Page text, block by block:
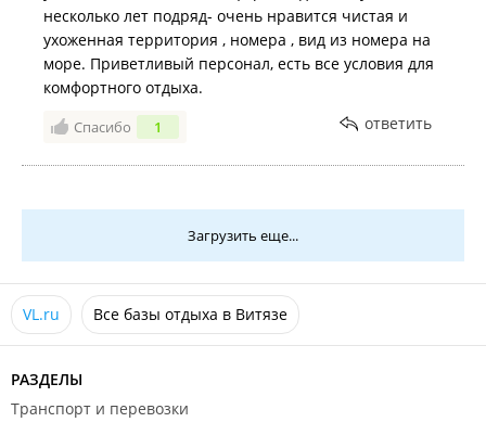
несколько лет подряд- очень нравится чистая и
ухоженная территория , номера , вид из номера на
море. Приветливый персонал, есть все условия для
комфортного отдыха.
Спасибо 1 ответить
Загрузить еще...
VL.ru Все базы отдыха в Витязе
РАЗДЕЛЫ
Транспорт и перевозки